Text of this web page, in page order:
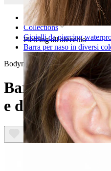
Piercing all'orecchio
Home
Collections
Gioielli da piercing
Barra per naso in diversi
Bodymod Moments
Barra per
e design di